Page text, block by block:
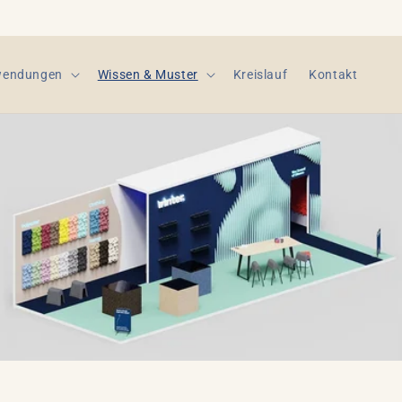
Wissen & Muster Kreislauf Kontakt